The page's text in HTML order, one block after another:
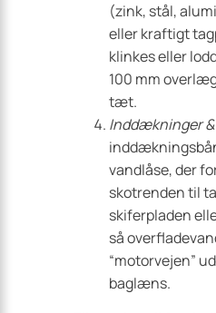
(zink, stål,
eller kraftigt
klinkes eller
100 mm
tæt.
Inddækninger
vandlåse, der
skotrenden til
skiferpladen
så
“motorvejen”
baglæns.